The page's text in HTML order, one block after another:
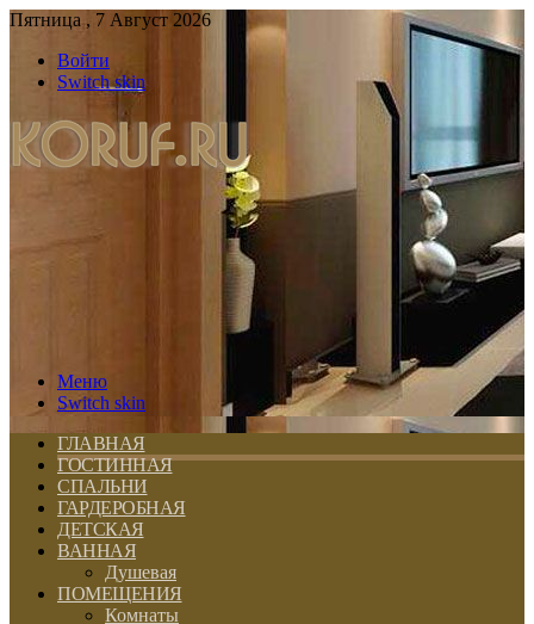
Пятница , 7 Август 2026
Войти
Switch skin
Меню
Switch skin
ГЛАВНАЯ
ГОСТИННАЯ
СПАЛЬНИ
ГАРДЕРОБНАЯ
ДЕТСКАЯ
ВАННАЯ
Душевая
ПОМЕЩЕНИЯ
Комнаты